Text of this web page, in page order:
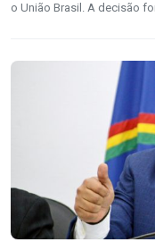
o União Brasil. A decisão